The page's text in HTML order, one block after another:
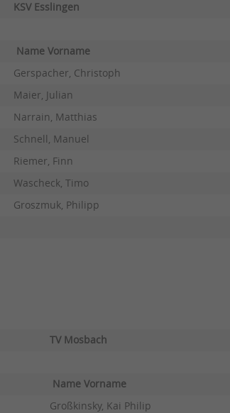
KSV Esslingen
Name Vorname
Gerspacher, Christoph
Maier, Julian
Narrain, Matthias
Schnell, Manuel
Riemer, Finn
Wascheck, Timo
Groszmuk, Philipp
TV Mosbach
Name Vorname
Großkinsky, Kai Philip